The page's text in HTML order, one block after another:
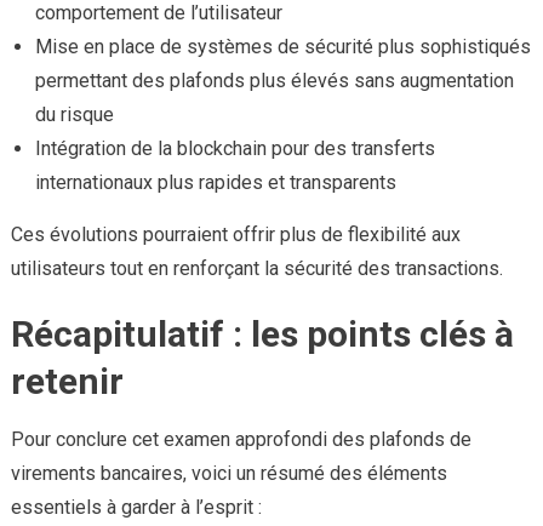
comportement de l’utilisateur
Mise en place de systèmes de sécurité plus sophistiqués
permettant des plafonds plus élevés sans augmentation
du risque
Intégration de la blockchain pour des transferts
internationaux plus rapides et transparents
Ces évolutions pourraient offrir plus de flexibilité aux
utilisateurs tout en renforçant la sécurité des transactions.
Récapitulatif : les points clés à
retenir
Pour conclure cet examen approfondi des plafonds de
virements bancaires, voici un résumé des éléments
essentiels à garder à l’esprit :